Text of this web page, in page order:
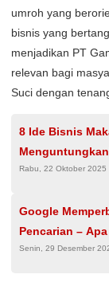
umroh yang
bisnis yang
menjadikan PT
relevan bagi
Suci dengan
8 Ide Bisnis
Rabu, 22 Oktober 2025
Google
Pencarian –
Senin, 29 Desember